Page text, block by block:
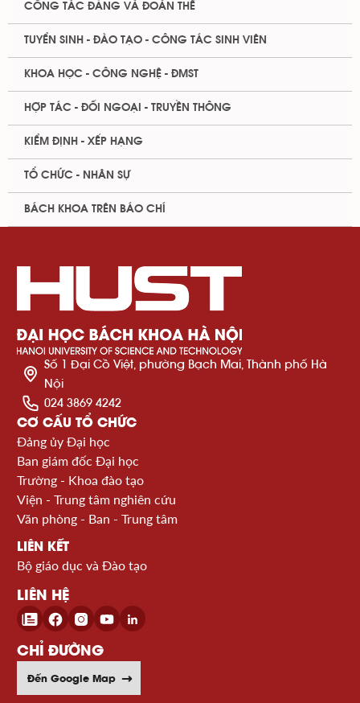
CÔNG TÁC ĐẢNG VÀ ĐOÀN THỂ
TUYỂN SINH - ĐÀO TẠO - CÔNG TÁC SINH VIÊN
KHOA HỌC - CÔNG NGHỆ - ĐMST
HỢP TÁC - ĐỐI NGOẠI - TRUYỀN THÔNG
KIỂM ĐỊNH - XẾP HẠNG
TỔ CHỨC - NHÂN SỰ
BÁCH KHOA TRÊN BÁO CHÍ
Số 1 Đại Cồ Việt, phường Bạch Mai, Thành phố Hà
Nội
024 3869 4242
CƠ CẤU TỔ CHỨC
Đảng ủy Đại học
Ban giám đốc Đại học
Trường - Khoa đào tạo
Viện - Trung tâm nghiên cứu
Văn phòng - Ban - Trung tâm
LIÊN KẾT
Bộ giáo dục và Đào tạo
LIÊN HỆ
CHỈ ĐƯỜNG
Đến Google Map